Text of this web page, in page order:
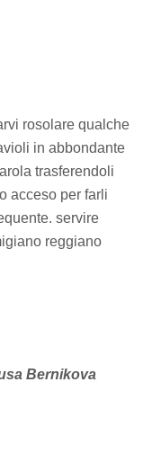
rosolare qualche
in abbondante
trasferendoli
acceso per farli
servire
reggiano
Bernikova